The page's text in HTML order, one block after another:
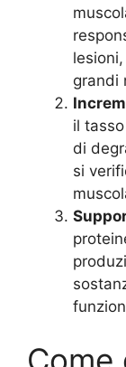
grandi
il
di
si